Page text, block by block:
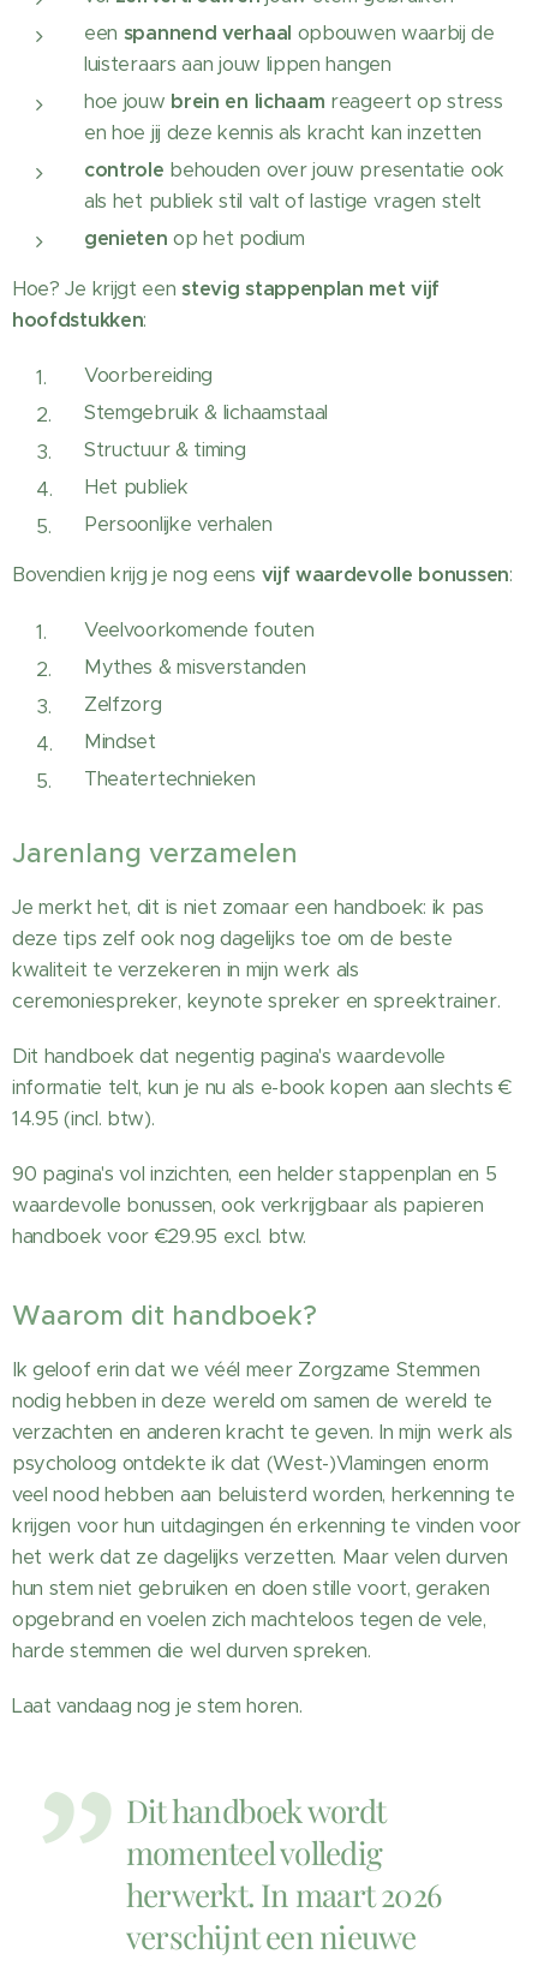
een spannend verhaal opbouwen waarbij de
luisteraars aan jouw lippen hangen
hoe jouw brein en lichaam reageert op stress
en hoe jij deze kennis als kracht kan inzetten
controle behouden over jouw presentatie ook
als het publiek stil valt of lastige vragen stelt
genieten op het podium
Hoe? Je krijgt eenstevig stappenplan met vijf
hoofdstukken:
Voorbereiding
Stemgebruik & lichaamstaal
Structuur & timing
Het publiek
Persoonlijke verhalen
Bovendien krijg je nog eens vijf waardevolle bonussen:
Veelvoorkomende fouten
Mythes & misverstanden
Zelfzorg
Mindset
Theatertechnieken
Jarenlang verzamelen
Je merkt het, dit is niet zomaar een handboek: ik pas
deze tips zelf ook nog dagelijks toe om de beste
kwaliteit te verzekeren in mijn werk als
ceremoniespreker, keynote spreker en spreektrainer.
Dit handboek dat negentig pagina's waardevolle
informatie telt, kun je nu als e-book kopen aan slechts €
14.95 (incl. btw).
90 pagina's vol inzichten, een helder stappenplan en 5
waardevolle bonussen, ook verkrijgbaar als papieren
handboek voor €29.95 excl. btw.
Waarom dit handboek?
Ik geloof erin dat we véél meer Zorgzame Stemmen
nodig hebben in deze wereld om samen de wereld te
verzachten en anderen kracht te geven. In mijn werk als
psycholoog ontdekte ik dat (West-)Vlamingen enorm
veel nood hebben aan beluisterd worden, herkenning te
krijgen voor hun uitdagingen én erkenning te vinden voor
het werk dat ze dagelijks verzetten. Maar velen durven
hun stem niet gebruiken en doen stille voort, geraken
opgebrand en voelen zich machteloos tegen de vele,
harde stemmen die wel durven spreken.
Laat vandaag nog je stem horen.
Dit handboek wordt
momenteel volledig
herwerkt. In maart 2026
verschijnt een nieuwe